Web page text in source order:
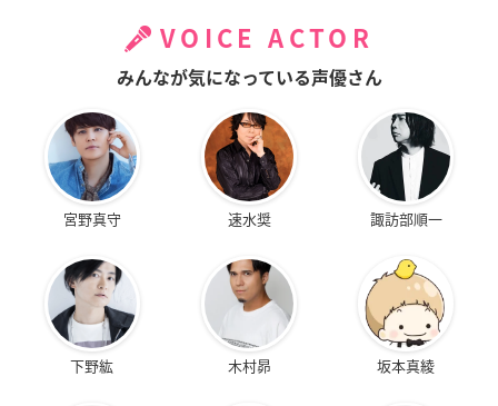
VOICE ACTOR
みんなが気になっている声優さん
宮野真守 速水奨 諏訪部順一
下野紘 木村昴 坂本真綾